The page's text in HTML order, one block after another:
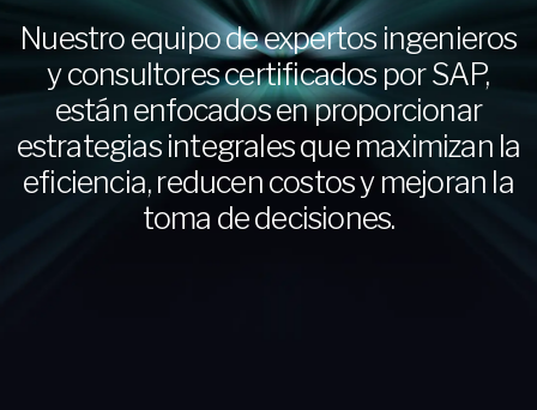
Nuestro equipo de expertos ingenieros
y consultores certificados por SAP,
están enfocados en proporcionar
estrategias integrales que maximizan la
eficiencia, reducen costos y mejoran la
toma de decisiones.